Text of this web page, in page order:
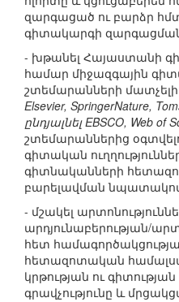
զարգացած ու բարձր
գիտակարգի
- խթանել Հայաստանի
համար միջազգային
շտեմարանների
Elsevier, SpringerNature,
ընդյալնել EBSCO, Web of
շտեմարաններից
գիտական
գիտնականների
բարելավման
- մշակել
արդյունաբերության/
հետ
հետազոտական
կրթության ու
գրավչությունը և